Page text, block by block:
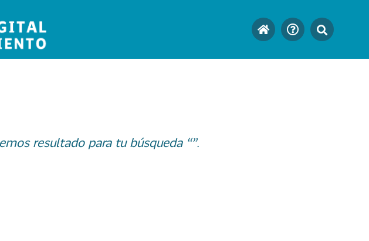
resultado para tu búsqueda “”.